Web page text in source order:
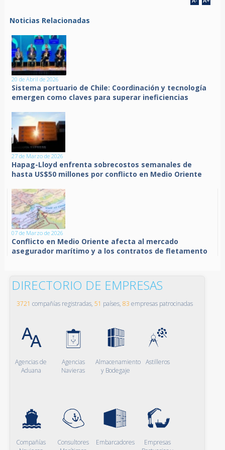
Noticias Relacionadas
20 de Abril de 2026
Sistema portuario de Chile: Coordinación y tecnología
emergen como claves para superar ineficiencias
27 de Marzo de 2026
Hapag-Lloyd enfrenta sobrecostos semanales de
hasta US$50 millones por conflicto en Medio Oriente
07 de Marzo de 2026
Conflicto en Medio Oriente afecta al mercado
asegurador marítimo y a los contratos de fletamento
DIRECTORIO DE EMPRESAS
3721 compañías registradas, 51 países, 83 empresas patrocinadas
Agencias de
Aduana
Agencias
Navieras
Almacenamiento
y Bodegaje
Astilleros
Compañías
Consultores
Embarcadores
Empresas